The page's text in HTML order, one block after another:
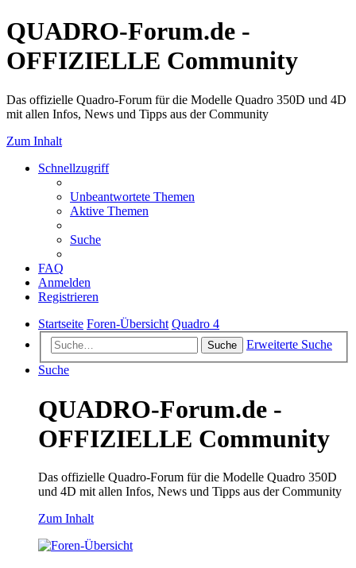
QUADRO-Forum.de -
OFFIZIELLE Community
Das offizielle Quadro-Forum für die Modelle Quadro 350D und 4D
mit allen Infos, News und Tipps aus der Community
Zum Inhalt
Schnellzugriff
Unbeantwortete Themen
Aktive Themen
Suche
FAQ
Anmelden
Registrieren
Startseite Foren-Übersicht Quadro 4
Suche
Erweiterte Suche
Suche
QUADRO-Forum.de -
OFFIZIELLE Community
Das offizielle Quadro-Forum für die Modelle Quadro 350D
und 4D mit allen Infos, News und Tipps aus der Community
Zum Inhalt